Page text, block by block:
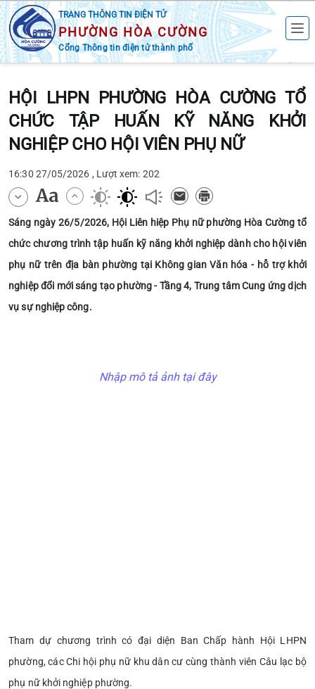
TRANG THÔNG TIN ĐIỆN TỬ
PHƯỜNG HÒA CƯỜNG
Cổng Thông tin điện tử thành phố
HỘI LHPN PHƯỜNG HÒA CƯỜNG TỔ
CHỨC TẬP HUẤN KỸ NĂNG KHỞI
NGHIỆP CHO HỘI VIÊN PHỤ NỮ
16:30 27/05/2026 , Lượt xem: 202
Sáng ngày 26/5/2026, Hội Liên hiệp Phụ nữ phường Hòa Cường tổ
chức chương trình tập huấn kỹ năng khởi nghiệp dành cho hội viên
phụ nữ trên địa bàn phường tại Không gian Văn hóa - hỗ trợ khởi
nghiệp đổi mới sáng tạo phường - Tầng 4, Trung tâm Cung ứng dịch
vụ sự nghiệp công.
Nhập mô tả ảnh tại đây
Tham dự chương trình có đại diện Ban Chấp hành Hội LHPN
phường, các Chi hội phụ nữ khu dân cư cùng thành viên Câu lạc bộ
phụ nữ khởi nghiệp phường.